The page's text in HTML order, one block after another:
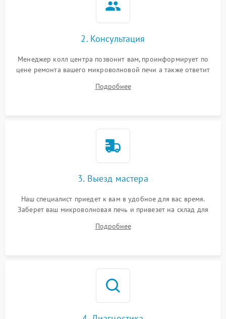
2. Консультация
Менеджер колл центра позвонит вам, проинформирует по
цене ремонта вашего микроволновой печи а также ответит
Подробнее
3. Выезд мастера
Наш специалист приедет к вам в удобное для вас время.
Заберет ваш микроволновая печь и привезет на склад для
Подробнее